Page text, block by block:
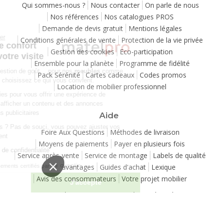
Qui sommes-nous ? Nous contacter
On parle de nous
Nos références
Nos catalogues PROS
Demande de devis gratuit
Mentions légales
Conditions générales de vente
Protection de la vie privée
Gestion des cookies
Eco-participation
Ensemble pour la planète
Programme de fidélité
Pack Sérénité
Cartes cadeaux
Codes promos
Location de mobilier professionnel
Aide
Foire Aux Questions
Méthodes de livraison
Moyens de paiements
Payer en plusieurs fois
Service après-vente
Service de montage
Labels de qualité
Vos avantages
Guides d'achat
Lexique
Avis des consommateurs
Votre projet mobilier
Copyright 2007-2026 - Tous droits réservés
Continuer sans accepter
Chez Matelpro, le confort
commence dès votre visite
Le confort, c'est une question de goût… pour nos
pour nos cookies ! Vous choisissez ce qui vous convient.
Nous utilisons des cookies pour vous offrir une expérience de
navigation moelleuse et afficher un contenu et des annonces
personnalisées à des fins publicitaires
Besoin de changer d’avis ? Pas de souci, vous pouvez ajuster vos
préférences à tout moment
Consulter notre politique de confidentialité
Consentements certifiés par
Je choisis J'accepte